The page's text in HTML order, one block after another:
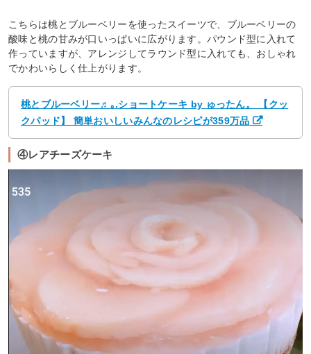
こちらは桃とブルーベリーを使ったスイーツで、ブルーベリーの
酸味と桃の甘みが口いっぱいに広がります。パウンド型に入れて
作っていますが、アレンジしてラウンド型に入れても、おしゃれ
でかわいらしく仕上がります。
桃とブルーベリー♬｡.ショートケーキ by ゅったん。 【クッ
クパッド】 簡単おいしいみんなのレシピが359万品
④レアチーズケーキ